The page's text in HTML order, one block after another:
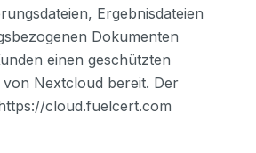
Ergebnisdateien
Dokumenten
einen geschützten
Nextcloud bereit. Der
cloud.fuelcert.com